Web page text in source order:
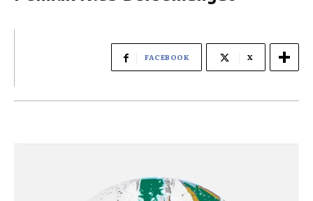
FACEBOOK X